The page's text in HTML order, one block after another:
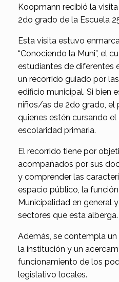
Koopmann recibió la
2do grado de la Escuela
Esta visita estuvo
“Conociendo la Muni”, el
estudiantes de diferentes
un recorrido guiado por
edificio municipal. Si bien
niños/as de 2do grado, el
quienes estén cursando
escolaridad primaria.
El recorrido tiene por
acompañados por sus
y comprender las
espacio público, la
Municipalidad en general
sectores que esta alberga.
Además, se contempla
la institución y un
funcionamiento de los
legislativo locales.